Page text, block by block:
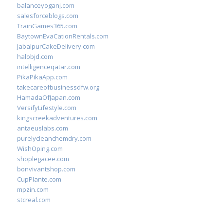
balanceyoganj.com
salesforceblogs.com
TrainGames365.com
BaytownEvaCationRentals.com
JabalpurCakeDelivery.com
halobjd.com
intelligenceqatar.com
PikaPikaApp.com
takecareofbusinessdfw.org
HamadaOfJapan.com
VersifyLifestyle.com
kingscreekadventures.com
antaeuslabs.com
purelycleanchemdry.com
WishOping.com
shoplegacee.com
bonvivantshop.com
CupPlante.com
mpzin.com
stcreal.com